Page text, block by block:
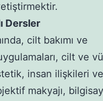
Dersler
cilt bakımı ve
cilt ve
insan ilişkileri ve
makyajı,